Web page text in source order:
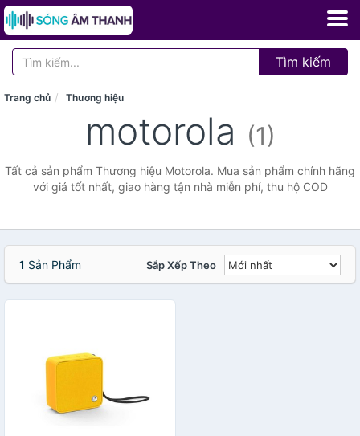
Tìm kiếm
Trang chủ Thương hiệu
motorola (1)
Tất cả sản phẩm Thương hiệu Motorola. Mua sản phẩm chính hãng
với giá tốt nhất, giao hàng tận nhà miễn phí, thu hộ COD
1 Sản Phẩm Sắp Xếp Theo